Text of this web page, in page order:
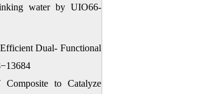
water by UIO66-
Dual- Functional
to Catalyze